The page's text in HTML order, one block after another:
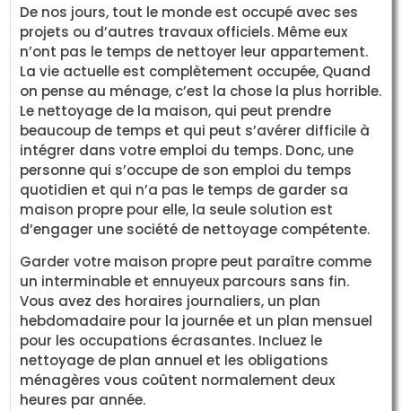
De nos jours, tout le monde est occupé avec ses
projets ou d’autres travaux officiels. Même eux
n’ont pas le temps de nettoyer leur appartement.
La vie actuelle est complètement occupée, Quand
on pense au ménage, c’est la chose la plus horrible.
Le nettoyage de la maison, qui peut prendre
beaucoup de temps et qui peut s’avérer difficile à
intégrer dans votre emploi du temps. Donc, une
personne qui s’occupe de son emploi du temps
quotidien et qui n’a pas le temps de garder sa
maison propre pour elle, la seule solution est
d’engager une société de nettoyage compétente.
Garder votre maison propre peut paraître comme
un interminable et ennuyeux parcours sans fin.
Vous avez des horaires journaliers, un plan
hebdomadaire pour la journée et un plan mensuel
pour les occupations écrasantes. Incluez le
nettoyage de plan annuel et les obligations
ménagères vous coûtent normalement deux
heures par année.